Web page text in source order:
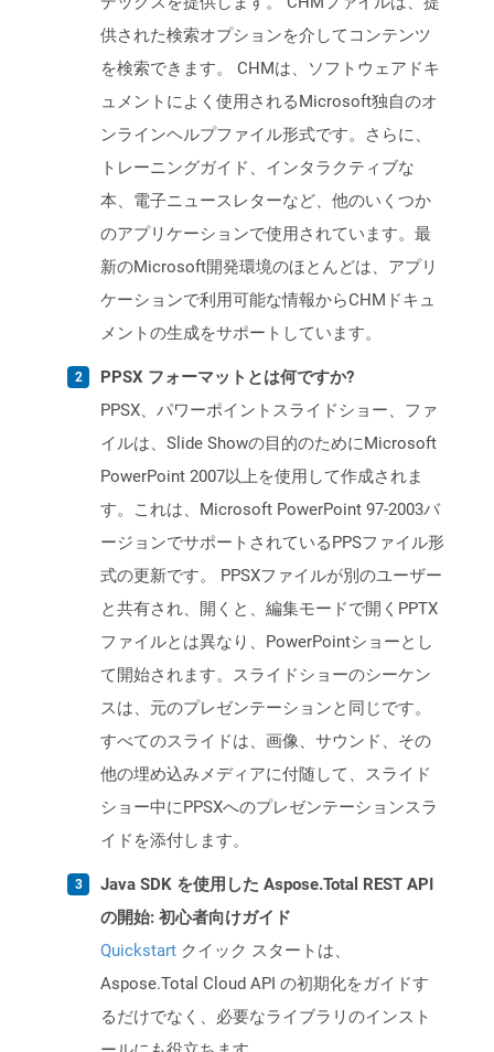
供された検索オプションを介してコンテンツ
を検索できます。 CHMは、ソフトウェアドキ
ュメントによく使用されるMicrosoft独自のオ
ンラインヘルプファイル形式です。さらに、
トレーニングガイド、インタラクティブな
本、電子ニュースレターなど、他のいくつか
のアプリケーションで使用されています。最
新のMicrosoft開発環境のほとんどは、アプリ
ケーションで利用可能な情報からCHMドキュ
メントの生成をサポートしています。
PPSX フォーマットとは何ですか?
PPSX、パワーポイントスライドショー、ファ
イルは、Slide Showの目的のためにMicrosoft
PowerPoint 2007以上を使用して作成されま
す。これは、Microsoft PowerPoint 97-2003バ
ージョンでサポートされているPPSファイル形
式の更新です。 PPSXファイルが別のユーザー
と共有され、開くと、編集モードで開くPPTX
ファイルとは異なり、PowerPointショーとし
て開始されます。スライドショーのシーケン
スは、元のプレゼンテーションと同じです。
すべてのスライドは、画像、サウンド、その
他の埋め込みメディアに付随して、スライド
ショー中にPPSXへのプレゼンテーションスラ
イドを添付します。
Java SDK を使用した Aspose.Total REST API
の開始: 初心者向けガイド
Quickstart クイック スタートは、
Aspose.Total Cloud API の初期化をガイドす
るだけでなく、必要なライブラリのインスト